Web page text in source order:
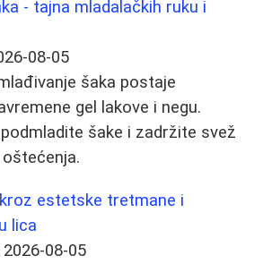
- tajna mladalačkih ruku i
08-05
šaka postaje
gel lakove i negu.
šake i zadržite svež
estetske tretmane i
lica
2026-08-05